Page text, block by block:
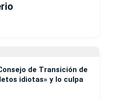
de Transición de
idiotas» y lo culpa